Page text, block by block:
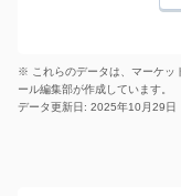
※ これらのデータは、マーケッ
ール編集部が作成しています。
データ更新日: 2025年10月29日